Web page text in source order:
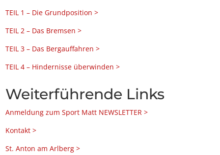
TEIL 1 – Die Grundposition >
TEIL 2 – Das Bremsen >
TEIL 3 – Das Bergauffahren >
TEIL 4 – Hindernisse überwinden >
Weiterführende Links
Anmeldung zum Sport Matt NEWSLETTER >
Kontakt >
St. Anton am Arlberg >